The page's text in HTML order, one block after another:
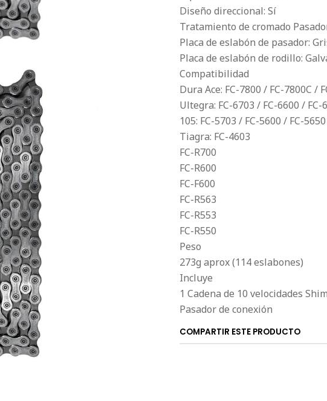
Diseño direccional: Sí
Tratamiento de cromado
Placa de eslabón de pasador:
Placa de eslabón de rodillo:
Compatibilidad
Dura Ace: FC-7800 / FC-7800C /
Ultegra: FC-6703 / FC-6600 / FC-
105: FC-5703 / FC-5600 / FC-
Tiagra: FC-4603
FC-R700
FC-R600
FC-F600
FC-R563
FC-R553
FC-R550
Peso
273g aprox (114 eslabones)
Incluye
1 Cadena de 10 velocidades
Pasador de conexión
COMPARTIR ESTE PRODUCTO